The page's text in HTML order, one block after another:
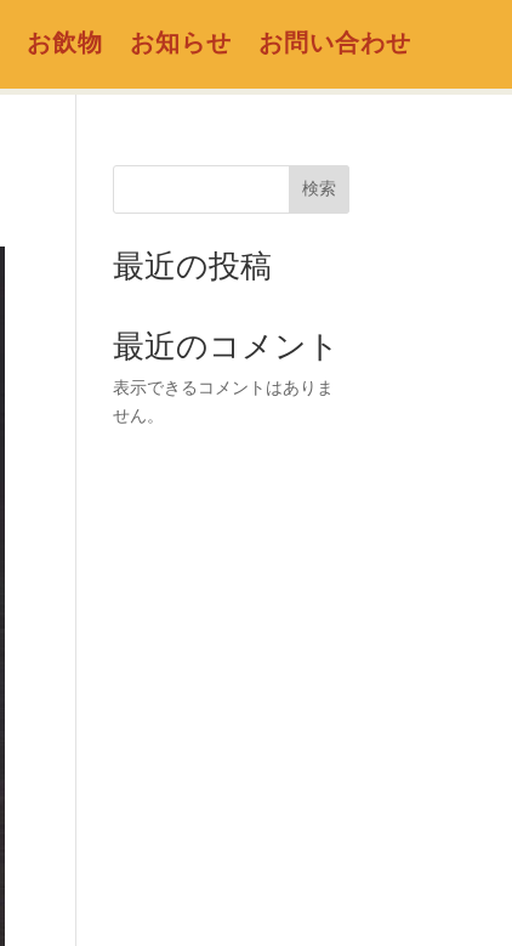
お飲物 お知らせ お問い合わせ
検索
最近の投稿
最近のコメント
表示できるコメントはありま
せん。